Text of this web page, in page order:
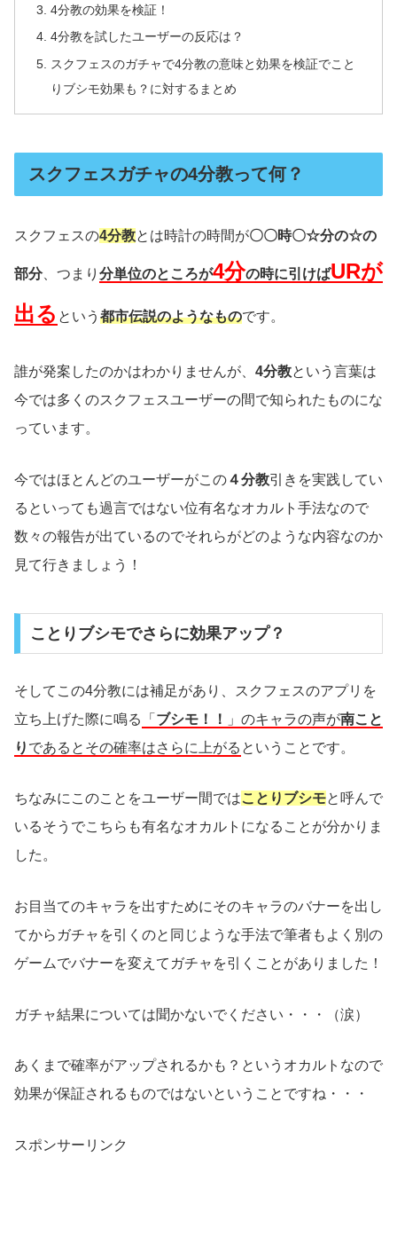
4分教の効果を検証！
4分教を試したユーザーの反応は？
スクフェスのガチャで4分教の意味と効果を検証でこと
りブシモ効果も？に対するまとめ
スクフェスガチャの4分教って何？
スクフェスの4分教とは時計の時間が〇〇時〇☆分の☆の
部分、つまり 分単位のところが4分の時に引けばURが
出る という 都市伝説のようなものです。
誰が発案したのかはわかりませんが、 4分教という言葉は
今では多くのスクフェスユーザーの間で知られたものにな
っています。
今ではほとんどのユーザーがこの４分教引きを実践してい
るといっても過言ではない位有名なオカルト手法なので
数々の報告が出ているのでそれらがどのような内容なのか
見て行きましょう！
ことりブシモでさらに効果アップ？
そしてこの4分教には補足があり、スクフェスのアプリを
立ち上げた際に鳴る
「 ブシモ！！ 」のキャラの声が南こと
り であるとその確率はさらに上がる ということです。
ちなみにこのことをユーザー間ではことりブシモと呼んで
いるそうでこちらも有名なオカルトになることが分かりま
した。
お目当てのキャラを出すためにそのキャラのバナーを出し
てからガチャを引くのと同じような手法で筆者もよく別の
ゲームでバナーを変えてガチャを引くことがありました！
ガチャ結果については聞かないでください・・・（涙）
あくまで確率がアップされるかも？というオカルトなので
効果が保証されるものではないということですね・・・
スポンサーリンク